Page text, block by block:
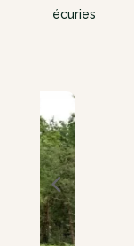
écuries